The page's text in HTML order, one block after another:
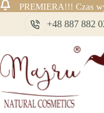
PREMIERA!!! Czas
treści
+48 887 882